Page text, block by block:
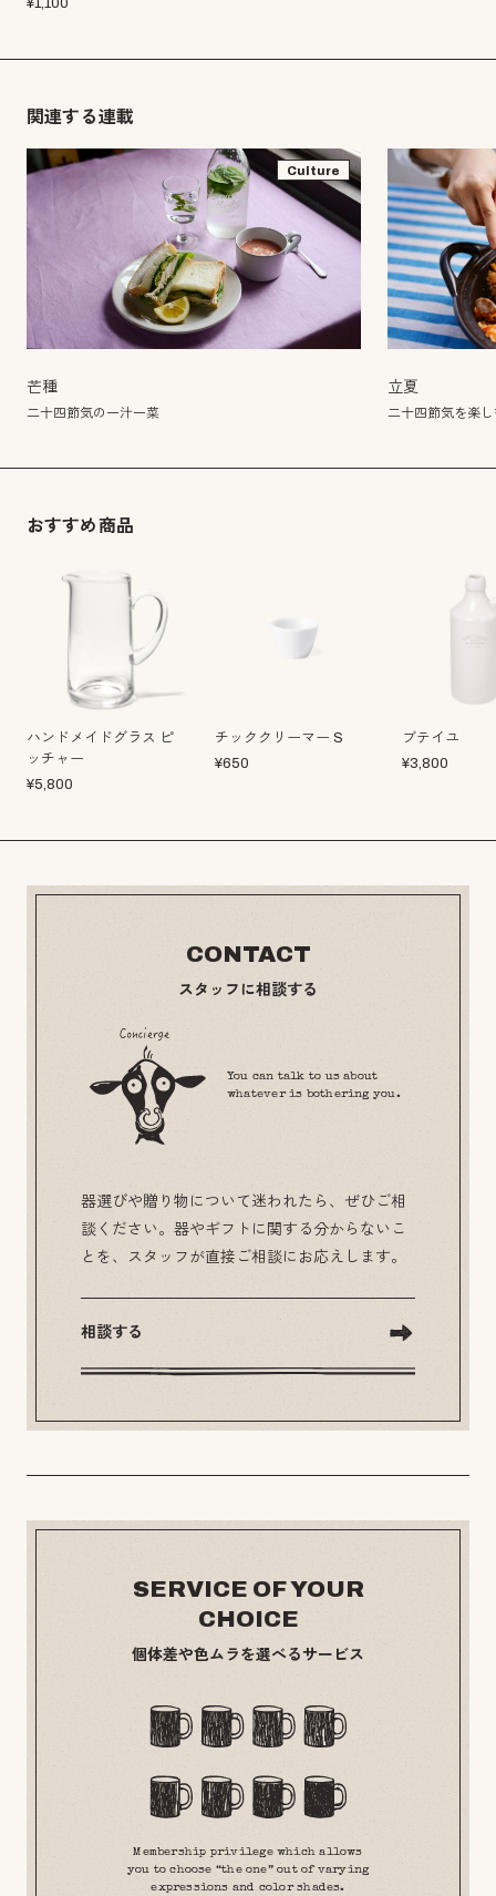
¥1,100
関連する連載
Culture
芒種
二十四節気の一汁一菜
立夏
二十四節気を楽
おすすめ商品
ハンドメイドグラス ピ
ッチャー
¥5,800
チッククリーマー S
¥650
ブテイユ
¥3,800
CONTACT
スタッフに相談する
You can talk to us about
whatever is bothering you.
器選びや贈り物について迷われたら、ぜひご相
談ください。器やギフトに関する分からないこ
とを、スタッフが直接ご相談にお応えします。
相談する
SERVICE OF YOUR
CHOICE
個体差や色ムラを選べるサービス
Membership privilege which allows
you to choose “the one” out of varying
expressions and color shades.